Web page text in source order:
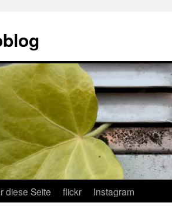
diese Seite flickr Instagram